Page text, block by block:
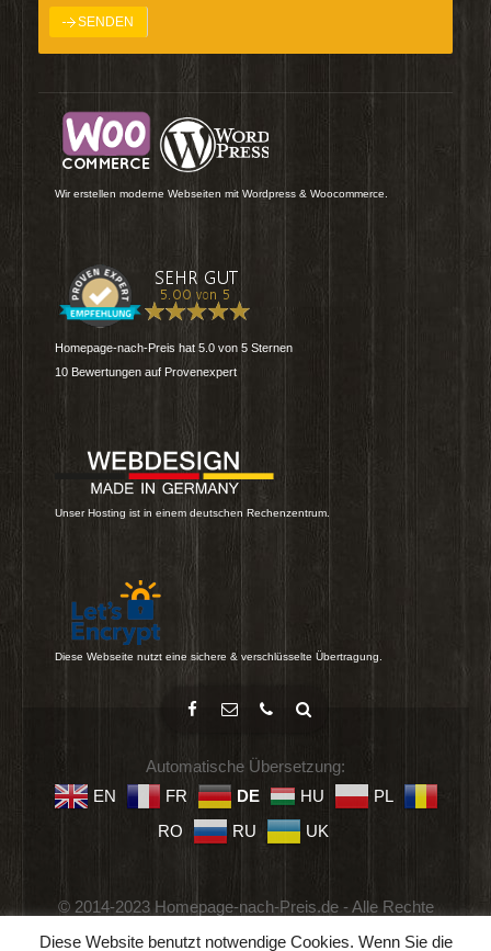
Wir erstellen moderne Webseiten mit Wordpress & Woocommerce.
Homepage-nach-Preis hat 5.0 von 5 Sternen
10 Bewertungen auf Provenexpert
Unser Hosting ist in einem deutschen Rechenzentrum.
Diese Webseite nutzt eine sichere & verschlüsselte Übertragung.
Automatische Übersetzung:
EN
FR DE HU
PL
RO
RU UK
© 2014-2023 Homepage-nach-Preis.de - Alle Rechte
Diese Website benutzt notwendige Cookies. Wenn Sie die